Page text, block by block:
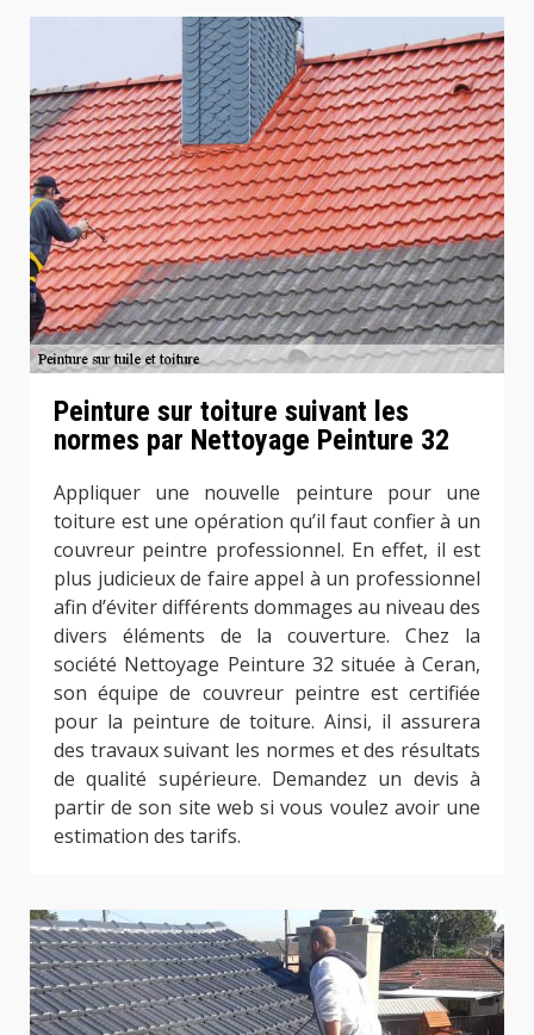
Peinture sur toiture suivant les
normes par Nettoyage Peinture 32
Appliquer une nouvelle peinture pour une
toiture est une opération qu’il faut confier à un
couvreur peintre professionnel. En effet, il est
plus judicieux de faire appel à un professionnel
afin d’éviter différents dommages au niveau des
divers éléments de la couverture. Chez la
société Nettoyage Peinture 32 située à Ceran,
son équipe de couvreur peintre est certifiée
pour la peinture de toiture. Ainsi, il assurera
des travaux suivant les normes et des résultats
de qualité supérieure. Demandez un devis à
partir de son site web si vous voulez avoir une
estimation des tarifs.